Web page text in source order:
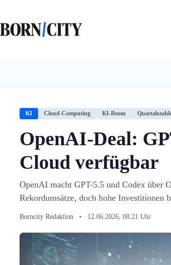
springen
KI Cloud-Computing KI-Boom
OpenAI-Deal:
Cloud verfügbar
OpenAI macht GPT-5.5 und Codex über
Rekordumsätze, doch hohe Investitionen
Borncity Redaktion • 12.06.2026, 08:21 Uhr